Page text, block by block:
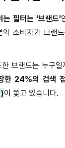
는 필터는‘브랜드’
의 소비자가 브랜
브랜드는 누구일
한24%의 검색
이 쫓고 있습니다.